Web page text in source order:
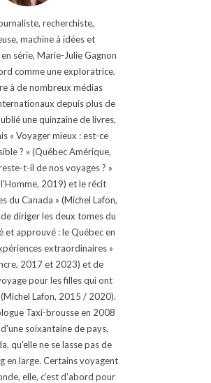
recherchiste,
machine à idées et
série, Marie-Julie Gagnon
comme une exploratrice.
à de nombreux médias
depuis plus de
une quinzaine de livres,
« Voyager mieux : est-ce
? » (Québec Amérique,
t-il de nos voyages ? »
2019) et le récit
du Canada » (Michel Lafon,
diriger les deux tomes du
et approuvé : le Québec en
extraordinaires »
2017 et 2023) et de
pour les filles qui ont
Lafon, 2015 / 2020).
Taxi-brousse en 2008
soixantaine de pays,
qu'elle ne se lasse pas de
en large. Certains voyagent
elle, c’est d’abord pour